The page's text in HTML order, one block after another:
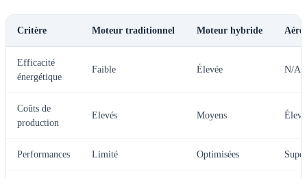
Critère Moteur traditionnel Moteur hybride
Efficacité
énergétique
Faible Élevée N/A
Coûts de
production
Elevés Moyens
Performances Limité Optimisées